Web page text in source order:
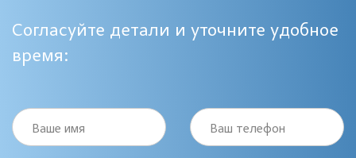
Согласуйте детали и уточните удобное
время:
Ваше имя Ваш телефон